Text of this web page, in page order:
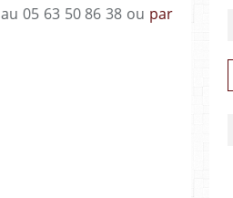
au 05 63 50 86 38 ou par